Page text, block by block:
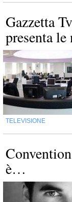
Gazzetta
presenta
TELEVISIONE
è…